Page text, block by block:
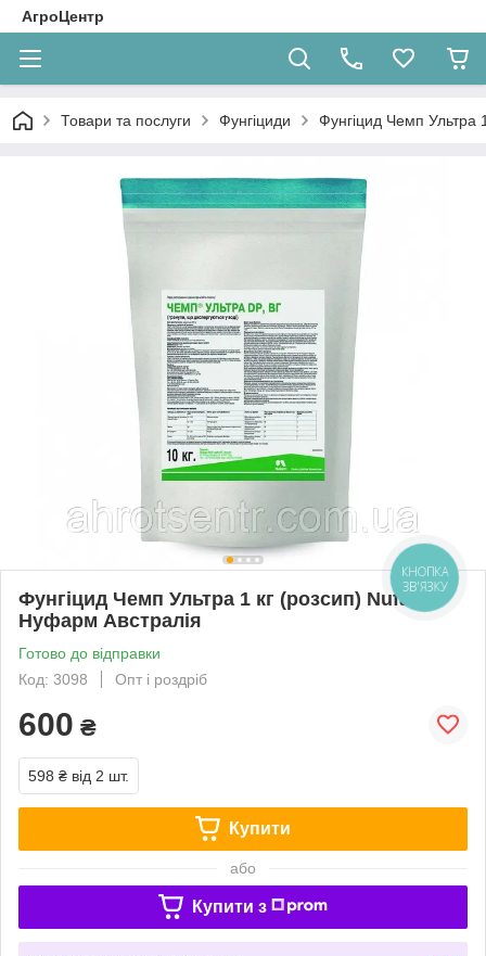
АгроЦентр
Товари та послуги Фунгіциди Фунгіцид Чемп Ультра
Фунгіцид Чемп Ультра 1 кг (розсип) Nufarm
Нуфарм Австралія
Готово до відправки
Код: 3098
Опт і роздріб
600 ₴
598 ₴ від 2 шт.
Купити
або
Купити з
КНОПКА
ЗВ'ЯЗКУ